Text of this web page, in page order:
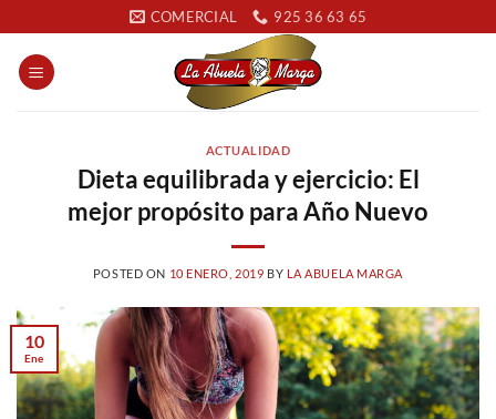
al
contenido
COMERCIAL 925 36 63 65
ACTUALIDAD
Dieta equilibrada y ejercicio: El
mejor propósito para Año Nuevo
POSTED ON 10 ENERO, 2019 BY LA ABUELA MARGA
10
Ene